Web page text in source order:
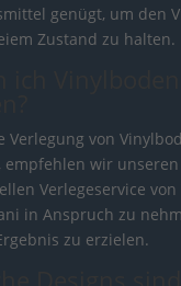
genügt, um den
Zustand zu halten.
Verlegung von
empfehlen wir unseren
Verlegeservice von
in Anspruch zu
zu erzielen.